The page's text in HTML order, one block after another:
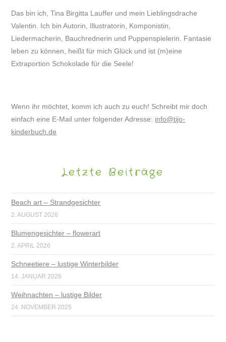
Das bin ich, Tina Birgitta Lauffer und mein Lieblingsdrache
Valentin. Ich bin Autorin, Illustratorin, Komponistin,
Liedermacherin, Bauchrednerin und Puppenspielerin. Fantasie
leben zu können, heißt für mich Glück und ist (m)eine
Extraportion Schokolade für die Seele!
Wenn ihr möchtet, komm ich auch zu euch! Schreibt mir doch
einfach eine E-Mail unter folgender Adresse: info@tijo-
kinderbuch.de
Letzte Beiträge
Beach art – Strandgesichter
2. AUGUST 2026
Blumengesichter – flowerart
2. APRIL 2026
Schneetiere – lustige Winterbilder
14. JANUAR 2026
Weihnachten – lustige Bilder
24. NOVEMBER 2025